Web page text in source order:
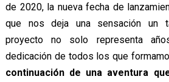
de 2020, la nueva fecha de
que nos deja una sensación un
proyecto no solo representa
dedicación de todos los que
continuación de una aventura